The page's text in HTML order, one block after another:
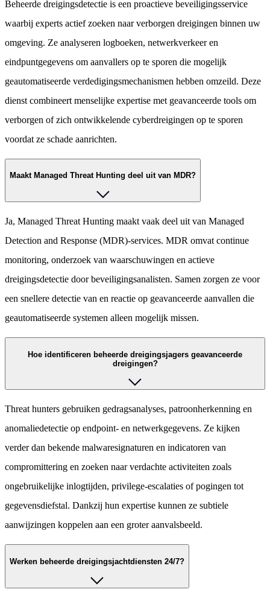
Beheerde dreigingsdetectie is een proactieve beveiligingsservice
waarbij experts actief zoeken naar verborgen dreigingen binnen uw
omgeving. Ze analyseren logboeken, netwerkverkeer en
eindpuntgegevens om aanvallers op te sporen die mogelijk
geautomatiseerde verdedigingsmechanismen hebben omzeild. Deze
dienst combineert menselijke expertise met geavanceerde tools om
verborgen of zich ontwikkelende cyberdreigingen op te sporen
voordat ze schade aanrichten.
Maakt Managed Threat Hunting deel uit van MDR?
Ja, Managed Threat Hunting maakt vaak deel uit van Managed
Detection and Response (MDR)-services. MDR omvat continue
monitoring, onderzoek van waarschuwingen en actieve
dreigingsdetectie door beveiligingsanalisten. Samen zorgen ze voor
een snellere detectie van en reactie op geavanceerde aanvallen die
geautomatiseerde systemen alleen mogelijk missen.
Hoe identificeren beheerde dreigingsjagers geavanceerde
dreigingen?
Threat hunters gebruiken gedragsanalyses, patroonherkenning en
anomaliedetectie op endpoint- en netwerkgegevens. Ze kijken
verder dan bekende malwaresignaturen en indicatoren van
compromittering en zoeken naar verdachte activiteiten zoals
ongebruikelijke inlogtijden, privilege-escalaties of pogingen tot
gegevensdiefstal. Dankzij hun expertise kunnen ze subtiele
aanwijzingen koppelen aan een groter aanvalsbeeld.
Werken beheerde dreigingsjachtdiensten 24/7?